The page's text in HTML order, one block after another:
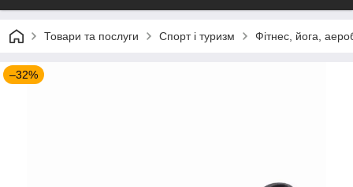
Товари та послуги Спорт і туризм Фітнес, йога,
–32%